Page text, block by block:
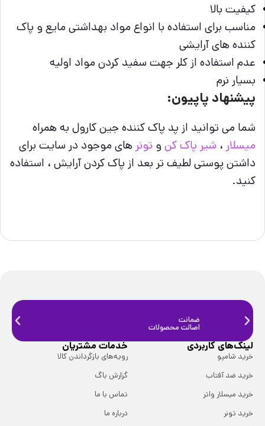
کیفیت بالا
مناسب برای استفاده با انواع مواد بهداشتی مایع و پاک
کننده های آرایشی
عدم استفاده از کلر جهت سفید کردن مواد اولیه
بسیار نرم
پیشنهاد پاپیون:
شما می توانید از پد پاک کننده جین کارول به همراه
میسلار ، شیر پاک کنو تونر های موجود در سایت برای
داشتن پوستی لطیف تر بعد از پاک کردن آرایش ، استفاده
کنید.
ضمانت
اصالت محصولات
لینک‌های کاربردی
خرید شامپو
خرید ضد آفتاب
خرید میسلار واتر
خرید تونر
خدمات مشتریان
رویه‌های بازگرداندن کالا
گزارش باگ
تماس با ما
درباره ما